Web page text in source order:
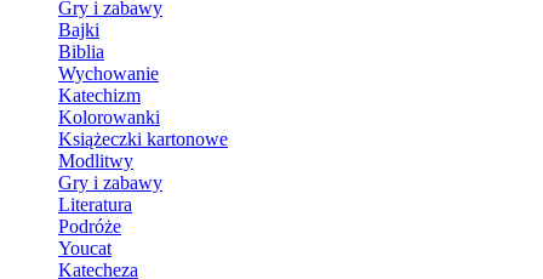
Gry i zabawy
Bajki
Biblia
Wychowanie
Katechizm
Kolorowanki
Książeczki kartonowe
Modlitwy
Gry i zabawy
Literatura
Podróże
Youcat
Katecheza